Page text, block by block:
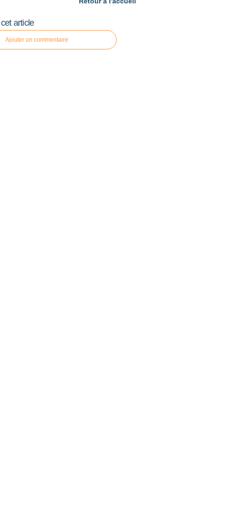
article
Ajouter un commentaire